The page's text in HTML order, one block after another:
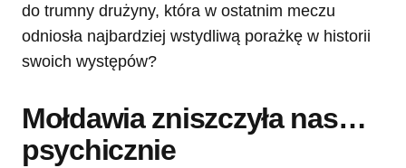
do trumny drużyny, która w ostatnim meczu
odniosła najbardziej wstydliwą porażkę w historii
swoich występów?
Mołdawia zniszczyła nas…
psychicznie